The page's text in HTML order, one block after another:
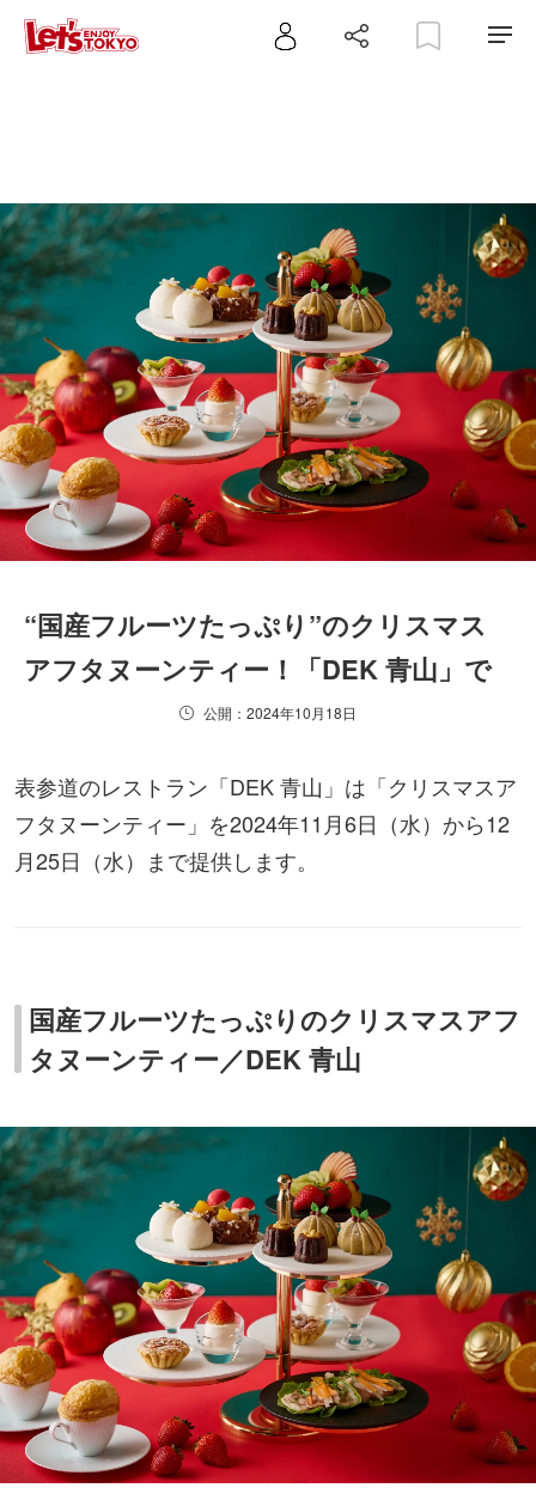
“国産フルーツたっぷり”のクリスマス
アフタヌーンティー！「DEK 青山」で
公開：2024年10月18日
表参道のレストラン「DEK 青山」は「クリスマスア
フタヌーンティー」を2024年11月6日（水）から12
月25日（水）まで提供します。
国産フルーツたっぷりのクリスマスアフ
タヌーンティー／DEK 青山